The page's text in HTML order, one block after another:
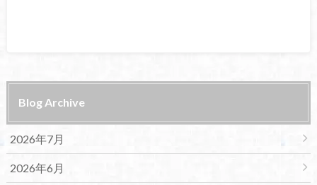
Blog Archive
2026年7月
2026年6月